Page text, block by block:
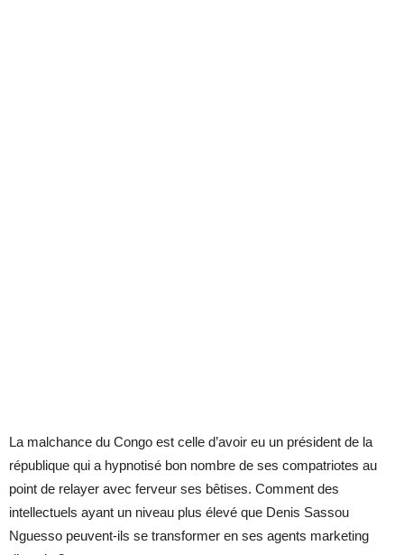
La malchance du Congo est celle d’avoir eu un président de la
république qui a hypnotisé bon nombre de ses compatriotes au
point de relayer avec ferveur ses bêtises. Comment des
intellectuels ayant un niveau plus élevé que Denis Sassou
Nguesso peuvent-ils se transformer en ses agents marketing